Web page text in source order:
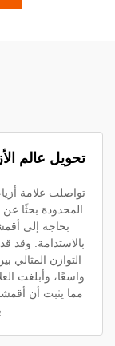
تحويل عالم
تواصلت علامة
المحدودة بحثًا عن
بحاجة إلى
بالاستدامة. وقد
التوازن المثالي
واسعًا، وأبلغت
مما يثبت أن